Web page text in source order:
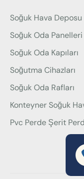
Soğuk Hava Deposu
Soğuk Oda Panelleri
Soğuk Oda Kapıları
Soğutma Cihazları
Soğuk Oda Rafları
Konteyner Soğuk
Pvc Perde Şerit